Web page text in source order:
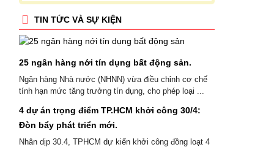
TIN TỨC VÀ SỰ KIỆN
25 ngân hàng nới tín dụng bất động sản.
Ngân hàng Nhà nước (NHNN) vừa điều chỉnh cơ chế
tính hạn mức tăng trưởng tín dụng, cho phép loại ...
4 dự án trọng điểm TP.HCM khởi công 30/4:
Đòn bẩy phát triển mới.
Nhân dịp 30.4, TPHCM dự kiến khởi công đồng loạt 4